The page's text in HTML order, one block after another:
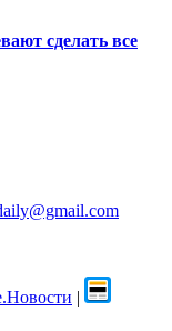
сделать все
|